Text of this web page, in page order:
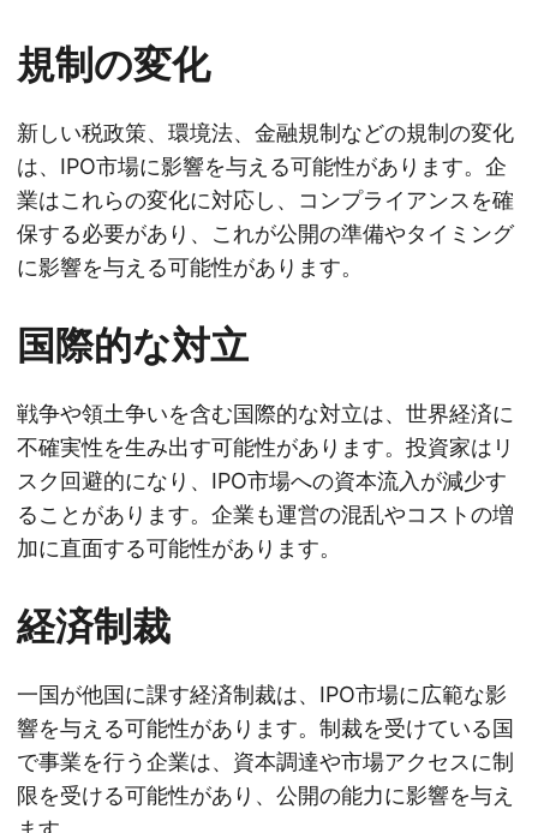
規制の変化
新しい税政策、環境法、金融規制などの規制の変化
は、IPO市場に影響を与える可能性があります。企
業はこれらの変化に対応し、コンプライアンスを確
保する必要があり、これが公開の準備やタイミング
に影響を与える可能性があります。
国際的な対立
戦争や領土争いを含む国際的な対立は、世界経済に
不確実性を生み出す可能性があります。投資家はリ
スク回避的になり、IPO市場への資本流入が減少す
ることがあります。企業も運営の混乱やコストの増
加に直面する可能性があります。
経済制裁
一国が他国に課す経済制裁は、IPO市場に広範な影
響を与える可能性があります。制裁を受けている国
で事業を行う企業は、資本調達や市場アクセスに制
限を受ける可能性があり、公開の能力に影響を与え